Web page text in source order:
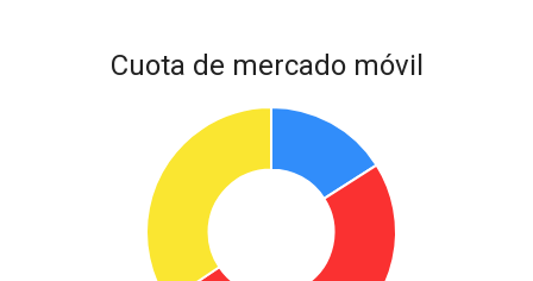
Cuota de mercado móvil